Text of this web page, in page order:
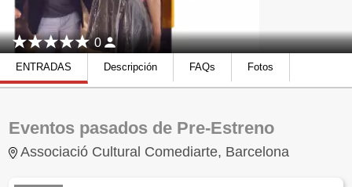
0
ENTRADAS Descripción FAQs Fotos
Eventos pasados de Pre-Estreno
Associació Cultural Comediarte, Barcelona